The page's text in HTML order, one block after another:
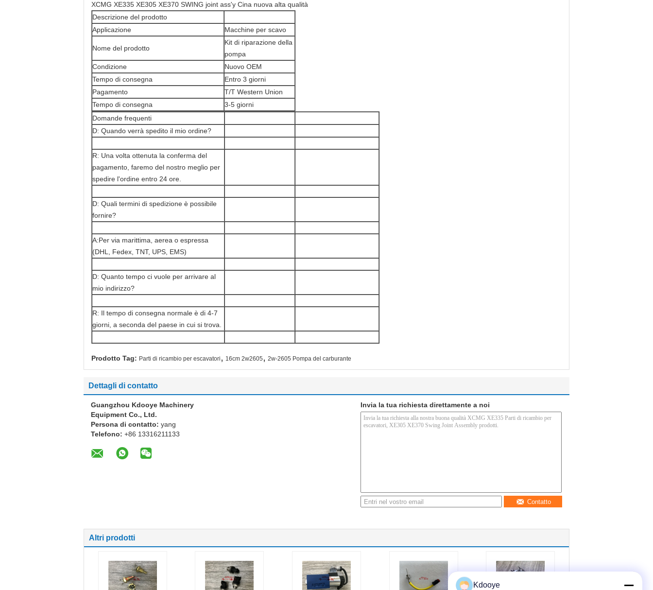
XCMG XE335 XE305 XE370 SWING joint ass'y Cina nuova alta qualità
Descrizione del prodotto
Applicazione
Macchine per scavo
Nome del prodotto
Kit di riparazione della
pompa
Condizione
Nuovo OEM
Tempo di consegna
Entro 3 giorni
Pagamento
T/T Western Union
Tempo di consegna
3-5 giorni
Domande frequenti
D: Quando verrà spedito il mio ordine?
R: Una volta ottenuta la conferma del
pagamento, faremo del nostro meglio per
spedire l'ordine entro 24 ore.
D: Quali termini di spedizione è possibile
fornire?
A:Per via marittima, aerea o espressa
(DHL, Fedex, TNT, UPS, EMS)
D: Quanto tempo ci vuole per arrivare al
mio indirizzo?
R: Il tempo di consegna normale è di 4-7
giorni, a seconda del paese in cui si trova.
Prodotto Tag: Parti di ricambio per escavatori , 16cm 2w2605 , 2w-2605 Pompa del carburante
Dettagli di contatto
Guangzhou Kdooye Machinery
Equipment Co., Ltd.
Persona di contatto: yang
Telefono: +86 13316211133
Invia la tua richiesta direttamente a noi
Contatto
Altri prodotti
Kdooye